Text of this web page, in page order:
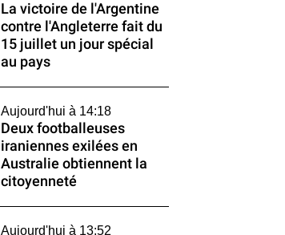
La victoire de l'Argentine
contre l'Angleterre fait du
15 juillet un jour spécial
au pays
Aujourd'hui à 14:18
Deux footballeuses
iraniennes exilées en
Australie obtiennent la
citoyenneté
Aujourd'hui à 13:52